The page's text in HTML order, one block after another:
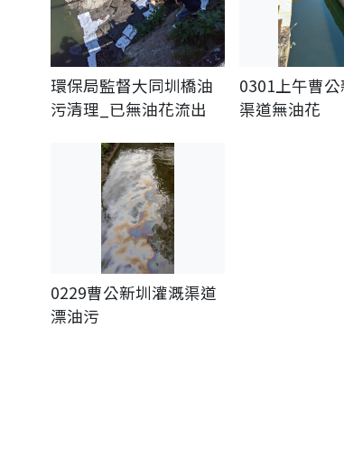
環保局監督大同圳橋油
污清理_已無油花流出
0301上午曹
渠道無油花
0229曹公新圳灌溉渠道
漂油污